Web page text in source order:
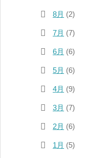
8月 (2)
7月 (7)
6月 (6)
5月 (6)
4月 (9)
3月 (7)
2月 (6)
1月 (5)